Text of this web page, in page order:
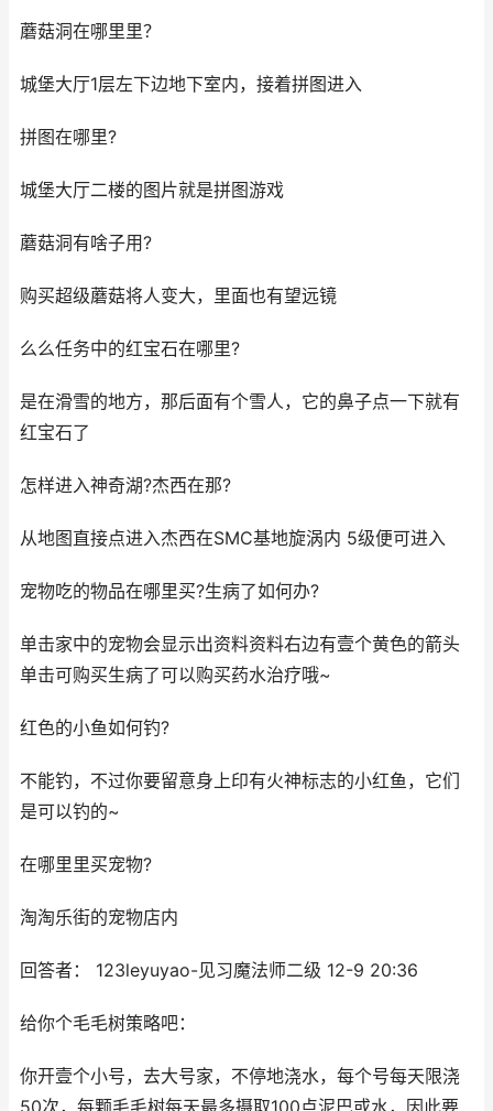
蘑菇洞在哪里里？
城堡大厅1层左下边地下室内，接着拼图进入
拼图在哪里?
城堡大厅二楼的图片就是拼图游戏
蘑菇洞有啥子用?
购买超级蘑菇将人变大，里面也有望远镜
么么任务中的红宝石在哪里?
是在滑雪的地方，那后面有个雪人，它的鼻子点一下就有
红宝石了
怎样进入神奇湖?杰西在那?
从地图直接点进入杰西在SMC基地旋涡内 5级便可进入
宠物吃的物品在哪里买?生病了如何办?
单击家中的宠物会显示出资料资料右边有壹个黄色的箭头
单击可购买生病了可以购买药水治疗哦~
红色的小鱼如何钓?
不能钓，不过你要留意身上印有火神标志的小红鱼，它们
是可以钓的~
在哪里里买宠物?
淘淘乐街的宠物店内
回答者： 123leyuyao-见习魔法师二级 12-9 20:36
给你个毛毛树策略吧：
你开壹个小号，去大号家，不停地浇水，每个号每天限浇